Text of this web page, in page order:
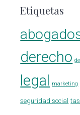
Etiquetas
derecho
legal marketing
seguridad social